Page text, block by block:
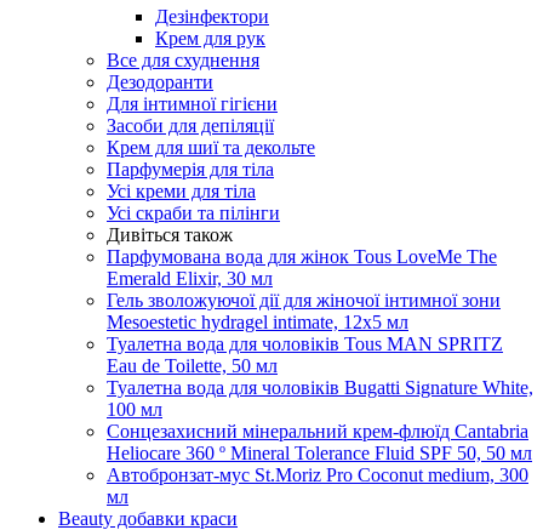
Дезінфектори
Крем для рук
Все для схуднення
Дезодоранти
Для інтимної гігієни
Засоби для депіляції
Крем для шиї та декольте
Парфумерія для тіла
Усі креми для тіла
Усі скраби та пілінги
Дивіться також
Парфумована вода для жінок Tous LoveMe The
Emerald Elixir, 30 мл
Гель зволожуючої дії для жіночої інтимної зони
Mesoestetic hydragel intimate, 12х5 мл
Туалетна вода для чоловіків Tous MAN SPRITZ
Eau de Toilette, 50 мл
Туалетна вода для чоловіків Bugatti Signature White,
100 мл
Сонцезахисний мінеральний крем-флюїд Cantabria
Heliocare 360 ​​º Mineral Tolerance Fluid SPF 50, 50 мл
Автобронзат-мус St.Moriz Pro Coconut medium, 300
мл
Beauty добавки краси